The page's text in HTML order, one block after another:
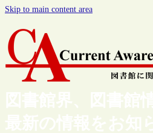
Skip to main content area
図書館界、図書館
最新の情報をお知